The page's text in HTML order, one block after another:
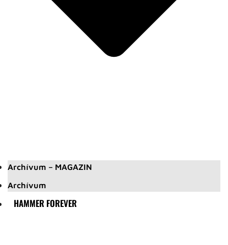
Archívum – MAGAZIN
Archívum
HAMMER FOREVER